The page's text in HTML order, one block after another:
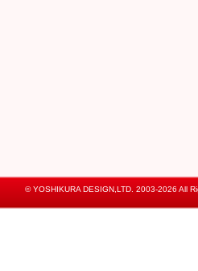
© YOSHIKURA DESIGN,LTD. 2003-2026 All